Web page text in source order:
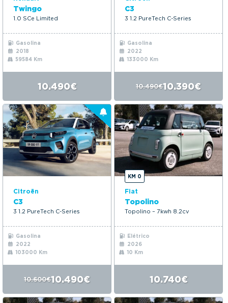
Twingo
1.0 SCe Limited
Gasolina
2018
59584 Km
10.490€
C3
3 1.2 PureTech C-Series
Gasolina
2022
133000 Km
10.490€10.390€
Citroën
C3
3 1.2 PureTech C-Series
Gasolina
2022
103000 Km
10.600€10.490€
KM 0
Fiat
Topolino
Topolino – 7kwh 8.2cv
Elétrico
2026
10 Km
10.740€